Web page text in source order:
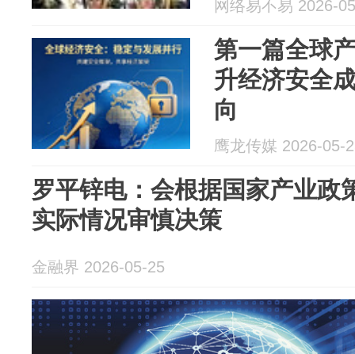
网络易不易 2026-
第一篇全球
升经济安全
向
鹰龙传媒 2026-05-
罗平锌电：会根据国家产业政
实际情况审慎决策
金融界 2026-05-25